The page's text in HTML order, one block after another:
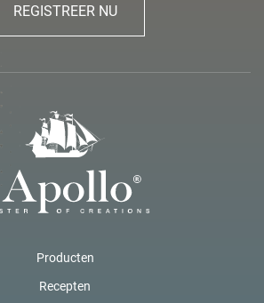
REGISTREER NU
Producten
Recepten